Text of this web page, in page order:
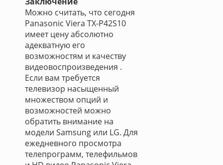
Можно считать, что сегодня
Panasonic Viera TX-P42S10
имеет цену абсолютно
адекватную его
возможностям и качеству
видеовоспроизведения .
Если вам требуется
телевизор насыщенный
множеством опций и
возможностей можно
обратить внимание на
модели Samsung или LG. Для
ежедневного просмотра
телепрограмм, телефильмов